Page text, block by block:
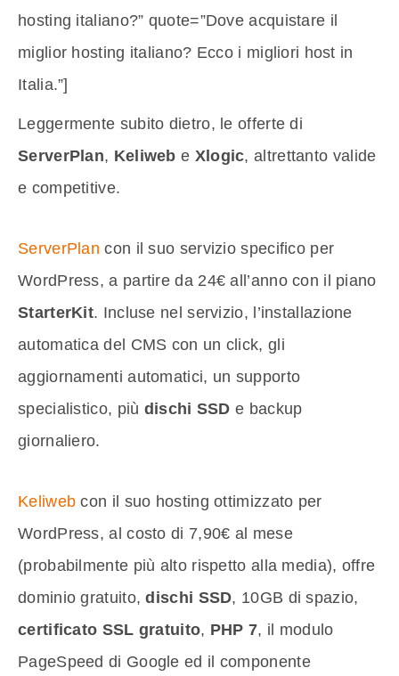
hosting italiano?” quote=”Dove acquistare il
miglior hosting italiano? Ecco i migliori host in
Italia.”]
Leggermente subito dietro, le offerte di
ServerPlan, Keliweb e Xlogic, altrettanto valide
e competitive.
ServerPlan con il suo servizio specifico per
WordPress, a partire da 24€ all’anno con il piano
StarterKit. Incluse nel servizio, l’installazione
automatica del CMS con un click, gli
aggiornamenti automatici, un supporto
specialistico, più dischi SSD e backup
giornaliero.
Keliweb con il suo hosting ottimizzato per
WordPress, al costo di 7,90€ al mese
(probabilmente più alto rispetto alla media), offre
dominio gratuito, dischi SSD, 10GB di spazio,
certificato SSL gratuito, PHP 7, il modulo
PageSpeed di Google ed il componente